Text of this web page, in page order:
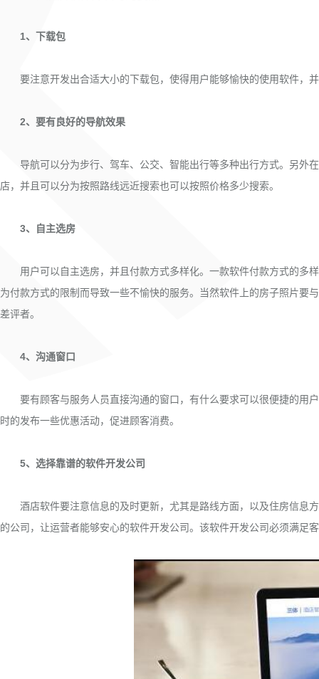
1、下载包
要注意开发出合适大小的下载包，使得用户能够愉快的使用软件，
2、要有良好的导航效果
导航可以分为步行、驾车、公交、智能出行等多种出行方式。另外
店，并且可以分为按照路线远近搜索也可以按照价格多少搜索。
3、自主选房
用户可以自主选房，并且付款方式多样化。一款软件付款方式的多
为付款方式的限制而导致一些不愉快的服务。当然软件上的房子照片要
差评者。
4、沟通窗口
要有顾客与服务人员直接沟通的窗口，有什么要求可以很便捷的用
时的发布一些优惠活动，促进顾客消费。
5、选择靠谱的软件开发公司
酒店软件要注意信息的及时更新，尤其是路线方面，以及住房信息
的公司，让运营者能够安心的软件开发公司。该软件开发公司必须满足